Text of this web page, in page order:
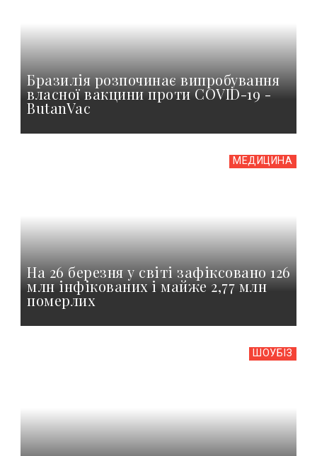
Бразилія розпочинає випробування
власної вакцини проти COVID-19 -
ButanVac
МЕДИЦИНА
На 26 березня у світі зафіксовано 126
млн інфікованих і майже 2,77 млн
померлих
ШОУБIЗ